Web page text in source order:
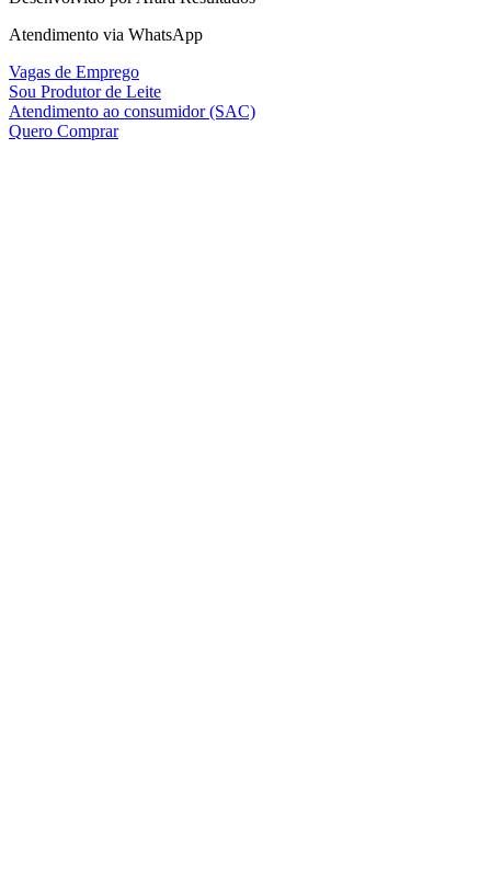
Atendimento via WhatsApp
Vagas de Emprego
Sou Produtor de Leite
Atendimento ao consumidor (SAC)
Quero Comprar